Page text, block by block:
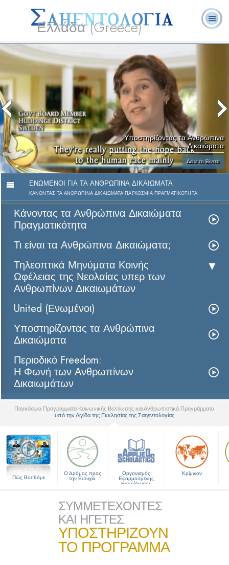
Ελλάδα (Greece)
Λ. Ρον
Χάμπαρντ
Σαηεντολογία;
και Απαντήσεις
Υποστηρίζοντας τα Ανθρώπινα
Δικαιώματα
Δείτε το Βίντεο
ΕΝΩΜΕΝΟΙ ΓΙΑ ΤΑ ΑΝΘΡΩΠΙΝΑ ΔΙΚΑΙΩΜΑΤΑ
ΚΑΝΟΝΤΑΣ ΤΑ ΑΝΘΡΩΠΙΝΑ ΔΙΚΑΙΩΜΑΤΑ ΠΑΓΚΟΣΜΙΑ ΠΡΑΓΜΑΤΙΚΟΤΗΤΑ
Κάνοντας τα Ανθρώπινα Δικαιώματα
Πραγματικότητα
Τι είναι τα Ανθρώπινα Δικαιώματα;
Τηλεοπτικά Μηνύματα Κοινής
Ωφέλειας της Νεολαίας υπερ των
Ανθρωπίνων Δικαιωμάτων
United (Ενωμένοι)
Υποστηρίζοντας τα Ανθρώπινα
Δικαιώματα
Περιοδικό Freedom:
Η Φωνή των Ανθρωπίνων
Δικαιωμάτων
Παγκόσμια Προγράμματα Κοινωνικής Βελτίωσης και Ανθρωπιστικά Προγράμματα
υπό την Αιγίδα της Εκκλησίας της Σαηεντολογίας
Πώς Βοηθάμε
Ο Δρόμος προς
την Ευτυχία
Οργανισμός
Εφαρμοσμένης
Εκπαίδευσης
Κρίμινον
ΣΥΜΜΕΤΕΧΟΝΤΕΣ
ΚΑΙ ΗΓΕΤΕΣ
ΥΠΟΣΤΗΡΙΖΟΥΝ
ΤΟ ΠΡΟΓΡΑΜΜΑ